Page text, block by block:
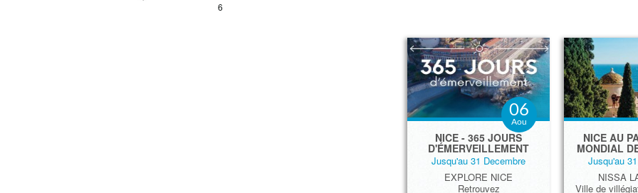
6
06
Aou
​NICE - 365 JOURS
D'ÉMERVEILLEMENT
Jusqu'au 31 Decembre
EXPLORE NICE
Retrouvez
NICE AU
MONDIAL
Jusqu'au
NISSA
Ville de